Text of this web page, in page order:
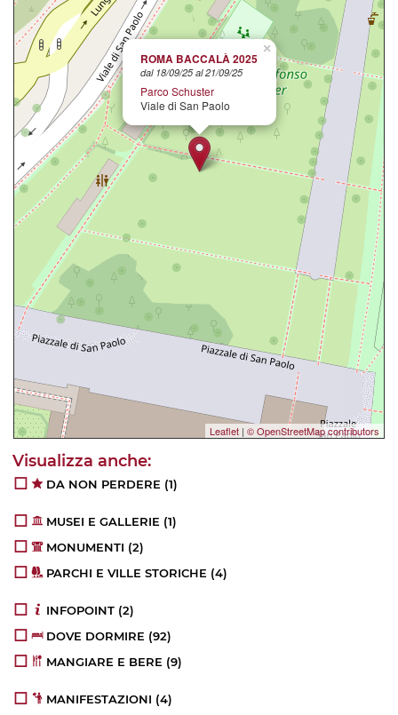
×
ROMA BACCALÀ 2025
dal 18/09/25 al 21/09/25
Parco Schuster
Viale di San Paolo
Leaflet | © OpenStreetMap contributors
DA NON PERDERE (1)
MUSEI E GALLERIE (1)
MONUMENTI (2)
PARCHI E VILLE STORICHE (4)
INFOPOINT (2)
DOVE DORMIRE (92)
MANGIARE E BERE (9)
MANIFESTAZIONI (4)